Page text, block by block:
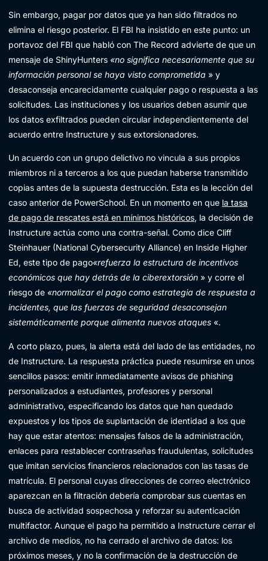
Sin embargo, pagar por datos que ya han sido filtrados no
elimina el riesgo posterior. El FBI ha insistido en este punto: un
portavoz del FBI que habló con The Record advierte de que un
mensaje de ShinyHunters «no significa necesariamente que su
información personal se haya visto comprometida » y
desaconseja encarecidamente cualquier pago o respuesta a las
solicitudes. Las instituciones y los usuarios deben asumir que
los datos exfiltrados pueden circular independientemente del
acuerdo entre Instructure y sus extorsionadores.
Un acuerdo con un grupo delictivo no vincula a sus propios
miembros ni a terceros a los que puedan haberse transmitido
copias antes de la supuesta destrucción. Esta es la lección del
caso anterior de PowerSchool. En un momento en que la tasa
de pago de rescates está en mínimos históricos, la decisión de
Instructure actúa como una contra-señal. Como dice Cliff
Steinhauer (National Cybersecurity Alliance) en Inside Higher
Ed, este tipo de pago«refuerza la estructura de incentivos
económicos que hay detrás de la ciberextorsión » y corre el
riesgo de «normalizar el pago como estrategia de respuesta a
incidentes, que las fuerzas de seguridad desaconsejan
sistemáticamente porque alimenta nuevos ataques «.
A corto plazo, pues, la alerta está del lado de las entidades, no
de Instructure. La respuesta práctica puede resumirse en unos
sencillos pasos: emitir inmediatamente avisos de phishing
personalizados a estudiantes, profesores y personal
administrativo, especificando los datos que han quedado
expuestos y los tipos de suplantación de identidad a los que
hay que estar atentos: mensajes falsos de la administración,
enlaces para restablecer contraseñas fraudulentas, solicitudes
que imitan servicios financieros relacionados con las tasas de
matrícula. El personal cuyas direcciones de correo electrónico
aparezcan en la filtración debería comprobar sus cuentas en
busca de actividad sospechosa y reforzar su autenticación
multifactor. Aunque el pago ha permitido a Instructure cerrar el
archivo de medios, no ha cerrado el archivo de datos: los
próximos meses, y no la confirmación de la destrucción de